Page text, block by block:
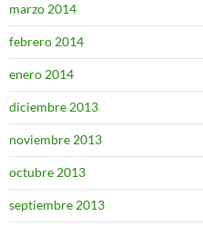
marzo 2014
febrero 2014
enero 2014
diciembre 2013
noviembre 2013
octubre 2013
septiembre 2013